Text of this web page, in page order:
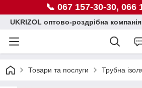
📞 067 157-30-30, 066
UKRIZOL оптово-роздрібна компанія
Товари та послуги Трубна